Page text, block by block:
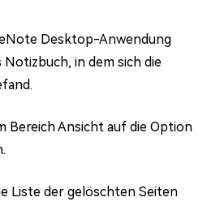
Desktop-Anwendung
in dem sich die
Bereich Ansicht auf die Option
Liste der gelöschten Seiten